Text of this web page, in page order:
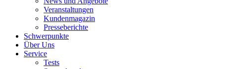
Veranstaltungen
Kundenmagazin
Presseberichte
Schwerpunkte
Über Uns
Service
Tests